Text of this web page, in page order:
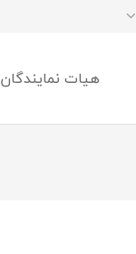
هیات نمایندگان